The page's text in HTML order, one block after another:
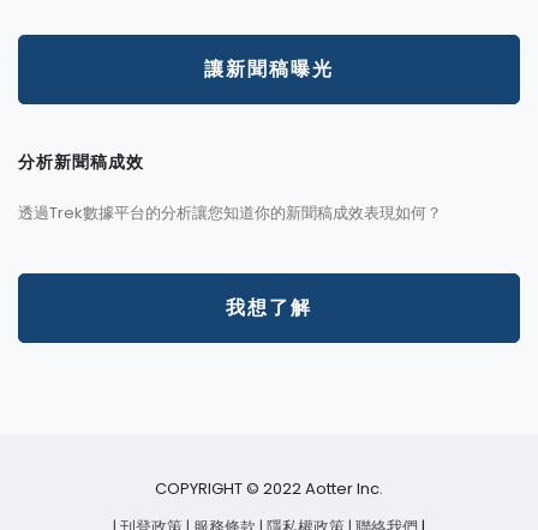
讓新聞稿曝光
分析新聞稿成效
透過Trek數據平台的分析讓您知道你的新聞稿成效表現如何？
我想了解
COPYRIGHT © 2022 Aotter Inc.